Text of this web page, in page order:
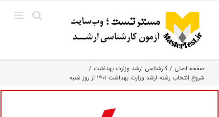
content
صفحه اصلی
کارشناسی ارشد وزارت بهداشت
شروع انتخاب رشته ارشد وزارت بهداشت ۱۴۰۱ از روز شنبه